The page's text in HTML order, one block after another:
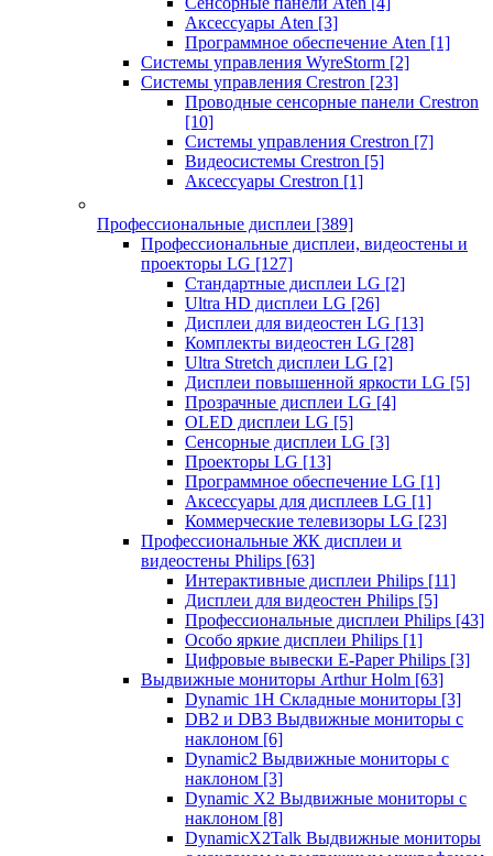
Аксессуары Aten [3]
Программное обеспечение Aten [1]
Системы управления WyreStorm [2]
Системы управления Crestron [23]
Проводные сенсорные панели Crestron
[10]
Системы управления Crestron [7]
Видеосистемы Crestron [5]
Аксессуары Crestron [1]
Профессиональные дисплеи [389]
Профессиональные дисплеи, видеостены и
проекторы LG [127]
Стандартные дисплеи LG [2]
Ultra HD дисплеи LG [26]
Дисплеи для видеостен LG [13]
Комплекты видеостен LG [28]
Ultra Stretch дисплеи LG [2]
Дисплеи повышенной яркости LG [5]
Прозрачные дисплеи LG [4]
OLED дисплеи LG [5]
Сенсорные дисплеи LG [3]
Проекторы LG [13]
Программное обеспечение LG [1]
Аксессуары для дисплеев LG [1]
Коммерческие телевизоры LG [23]
Профессиональные ЖК дисплеи и
видеостены Philips [63]
Интерактивные дисплеи Philips [11]
Дисплеи для видеостен Philips [5]
Профессиональные дисплеи Philips [43]
Особо яркие дисплеи Philips [1]
Цифровые вывески E-Paper Philips [3]
Выдвижные мониторы Arthur Holm [63]
Dynamic 1Н Складные мониторы [3]
DB2 и DB3 Выдвижные мониторы с
наклоном [6]
Dynamic2 Выдвижные мониторы с
наклоном [3]
Dynamic X2 Выдвижные мониторы с
наклоном [8]
DynamicX2Talk Выдвижные мониторы